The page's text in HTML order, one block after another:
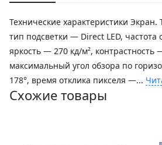
Технические характеристики Экран.
тип подсветки — Direct LED,
яркость — 270 кд/м², контрастность
максимальный угол обзора по
178°, время отклика пикселя —...
Схожие товары